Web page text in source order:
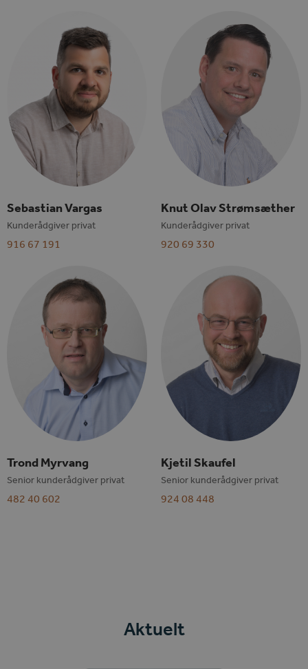
Sebastian Vargas
Kunderådgiver privat
916 67 191
Knut Olav Strømsæther
Kunderådgiver privat
920 69 330
Trond Myrvang
Senior kunderådgiver privat
482 40 602
Kjetil Skaufel
Senior kunderådgiver privat
924 08 448
Aktuelt